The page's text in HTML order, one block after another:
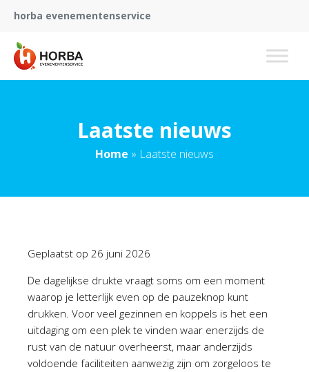
horba evenementenservice
Laatste nieuws
Home » Laatste nieuws
Geplaatst op 26 juni 2026
De dagelijkse drukte vraagt soms om een moment
waarop je letterlijk even op de pauzeknop kunt
drukken. Voor veel gezinnen en koppels is het een
uitdaging om een plek te vinden waar enerzijds de
rust van de natuur overheerst, maar anderzijds
voldoende faciliteiten aanwezig zijn om zorgeloos te